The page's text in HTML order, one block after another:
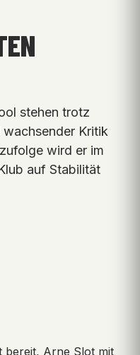
stehen trotz
Kritik
wird er im
auf Stabilität
bereit, Arne Slot mit